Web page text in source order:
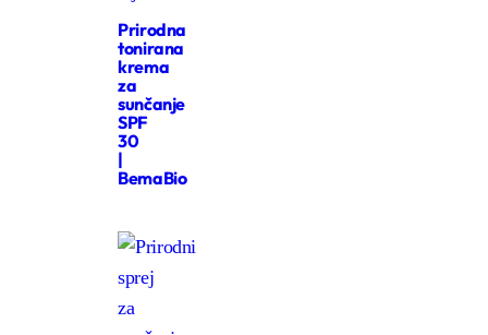
Prirodna
tonirana
krema
za
sunčanje
SPF
30
|
BemaBio